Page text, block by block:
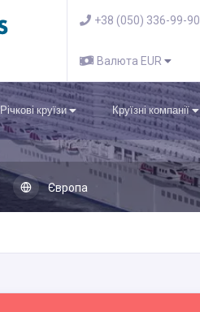
+38 (050) 336-99-90
Валюта EUR
Річкові круїзи Круїзні компанії
Європа